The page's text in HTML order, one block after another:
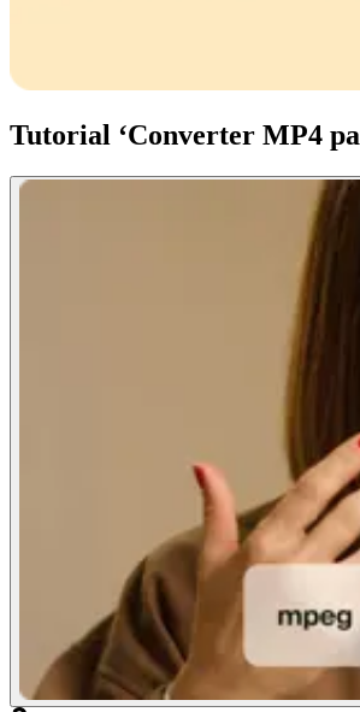
Tutorial ‘Converter MP4